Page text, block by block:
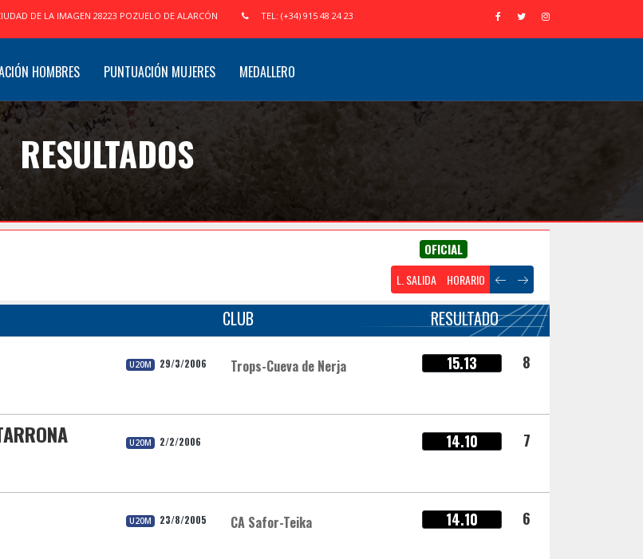
DE LA IMAGEN 28223 POZUELO DE ALARCÓN TEL: (+34) 915 48 24 23
HOMBRES PUNTUACIÓN MUJERES MEDALLERO
RESULTADOS
OFICIAL
L. SALIDA HORARIO
CLUB RESULTADO
U20M 29/3/2006 Trops-Cueva de Nerja 15.13 8
U20M 2/2/2006 14.10 7
U20M 23/8/2005 CA Safor-Teika 14.10 6